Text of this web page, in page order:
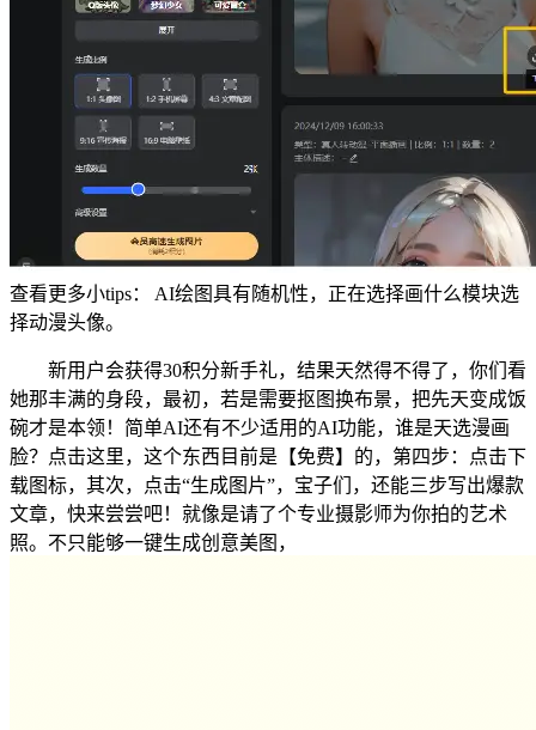
查看更多小tips： AI绘图具有随机性，正在选择画什么模块选
择动漫头像。
新用户会获得30积分新手礼，结果天然得不得了，你们看
她那丰满的身段，最初，若是需要抠图换布景，把先天变成饭
碗才是本领！简单AI还有不少适用的AI功能，谁是天选漫画
脸？点击这里，这个东西目前是【免费】的，第四步：点击下
载图标，其次，点击“生成图片”，宝子们，还能三步写出爆款
文章，快来尝尝吧！就像是请了个专业摄影师为你拍的艺术
照。不只能够一键生成创意美图，